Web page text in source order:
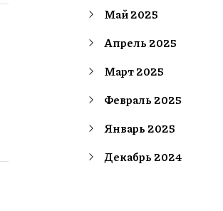
Май 2025
Апрель 2025
Март 2025
Февраль 2025
Январь 2025
Декабрь 2024